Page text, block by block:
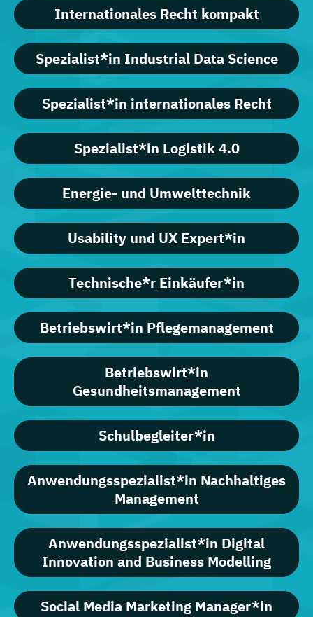
Internationales Recht kompakt
Spezialist*in Industrial Data Science
Spezialist*in internationales Recht
Spezialist*in Logistik 4.0
Energie- und Umwelttechnik
Usability und UX Expert*in
Technische*r Einkäufer*in
Betriebswirt*in Pflegemanagement
Betriebswirt*in
Gesundheitsmanagement
Schulbegleiter*in
Anwendungsspezialist*in Nachhaltiges
Management
Anwendungsspezialist*in Digital
Innovation and Business Modelling
Social Media Marketing Manager*in